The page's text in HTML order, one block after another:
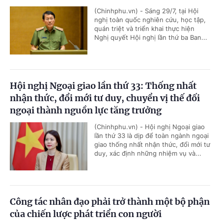
(Chinhphu.vn) - Sáng 29/7, tại Hội
nghị toàn quốc nghiên cứu, học tập,
quán triệt và triển khai thực hiện
Nghị quyết Hội nghị lần thứ ba Ban...
Hội nghị Ngoại giao lần thứ 33: Thống nhất
nhận thức, đổi mới tư duy, chuyển vị thế đối
ngoại thành nguồn lực tăng trưởng
(Chinhphu.vn) - Hội nghị Ngoại giao
lần thứ 33 là dịp để toàn ngành ngoại
giao thống nhất nhận thức, đổi mới tư
duy, xác định những nhiệm vụ và...
Công tác nhân đạo phải trở thành một bộ phận
của chiến lược phát triển con người